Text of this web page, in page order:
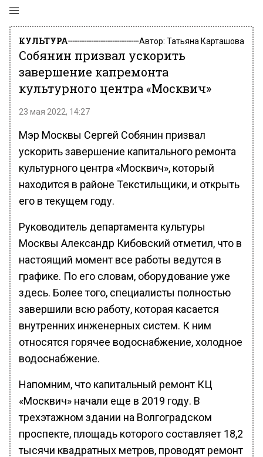
КУЛЬТУРА Автор: Татьяна Карташова
Собянин призвал ускорить
завершение капремонта
культурного центра «Москвич»
23 мая 2022, 14:27
Мэр Москвы Сергей Собянин призвал
ускорить завершение капитального ремонта
культурного центра «Москвич», который
находится в районе Текстильщики, и открыть
его в текущем году.
Руководитель департамента культуры
Москвы Александр Кибовский отметил, что в
настоящий момент все работы ведутся в
графике. По его словам, оборудование уже
здесь. Более того, специалисты полностью
завершили всю работу, которая касается
внутренних инженерных систем. К ним
относятся горячее водоснабжение, холодное
водоснабжение.
Напомним, что капитальный ремонт КЦ
«Москвич» начали еще в 2019 году. В
трехэтажном здании на Волгоградском
проспекте, площадь которого составляет 18,2
тысячи квадратных метров, проводят ремонт